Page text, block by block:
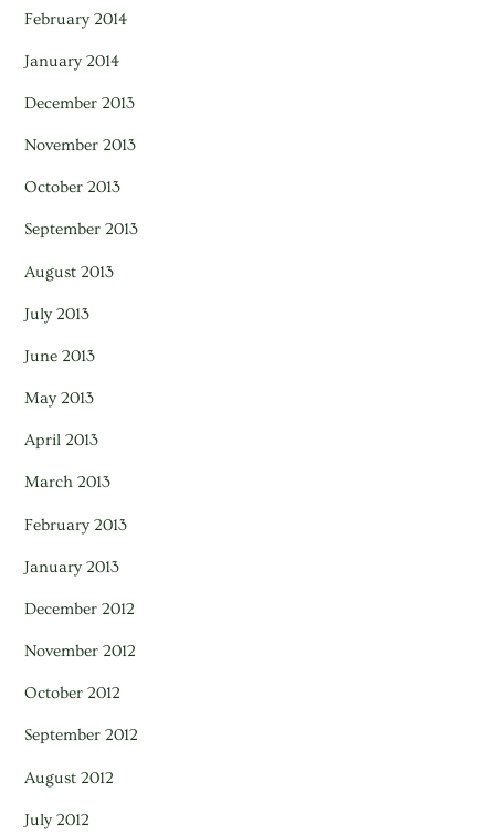
February 2014
January 2014
December 2013
November 2013
October 2013
September 2013
August 2013
July 2013
June 2013
May 2013
April 2013
March 2013
February 2013
January 2013
December 2012
November 2012
October 2012
September 2012
August 2012
July 2012